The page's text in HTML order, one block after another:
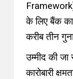
Framework)
के लिए बैंक
करीब तीन
उम्मीद की
कारोबारी